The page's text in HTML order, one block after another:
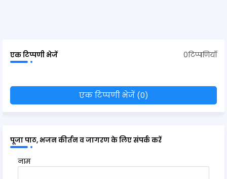
एक टिप्पणी भेजें 0टिप्पणियाँ
एक टिप्पणी भेजें (0)
पूजा पाठ, भजन कीर्तन व जागरण के लिए संपर्क करें
नाम